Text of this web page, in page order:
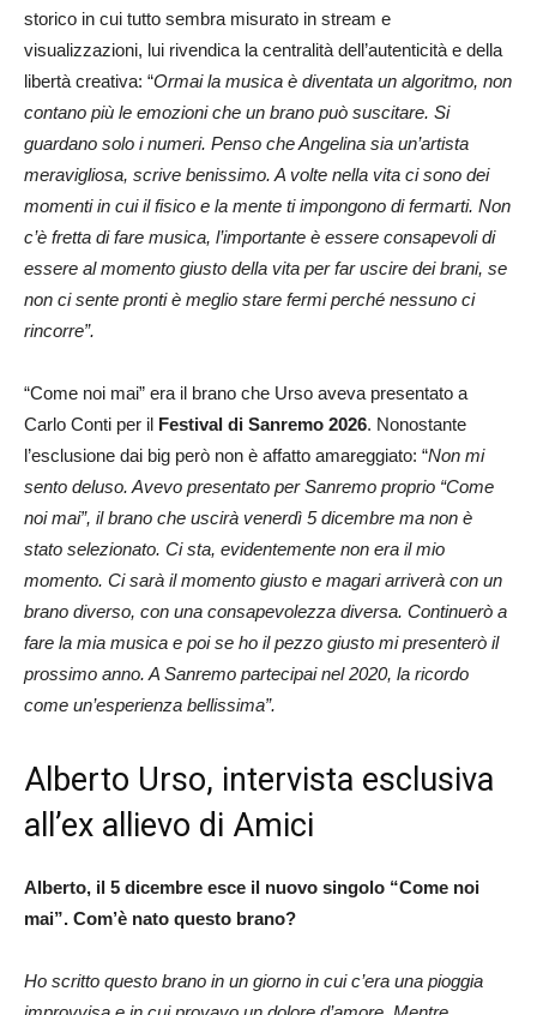
storico in cui tutto sembra misurato in stream e
visualizzazioni, lui rivendica la centralità dell’autenticità e della
libertà creativa: “Ormai la musica è diventata un algoritmo, non
contano più le emozioni che un brano può suscitare. Si
guardano solo i numeri. Penso che Angelina sia un’artista
meravigliosa, scrive benissimo. A volte nella vita ci sono dei
momenti in cui il fisico e la mente ti impongono di fermarti. Non
c’è fretta di fare musica, l’importante è essere consapevoli di
essere al momento giusto della vita per far uscire dei brani, se
non ci sente pronti è meglio stare fermi perché nessuno ci
rincorre”.
“Come noi mai” era il brano che Urso aveva presentato a
Carlo Conti per il Festival di Sanremo 2026. Nonostante
l’esclusione dai big però non è affatto amareggiato: “Non mi
sento deluso. Avevo presentato per Sanremo proprio “Come
noi mai”, il brano che uscirà venerdì 5 dicembre ma non è
stato selezionato. Ci sta, evidentemente non era il mio
momento. Ci sarà il momento giusto e magari arriverà con un
brano diverso, con una consapevolezza diversa. Continuerò a
fare la mia musica e poi se ho il pezzo giusto mi presenterò il
prossimo anno. A Sanremo partecipai nel 2020, la ricordo
come un’esperienza bellissima”.
Alberto Urso, intervista esclusiva
all’ex allievo di Amici
Alberto, il 5 dicembre esce il nuovo singolo “Come noi
mai”. Com’è nato questo brano?
Ho scritto questo brano in un giorno in cui c’era una pioggia